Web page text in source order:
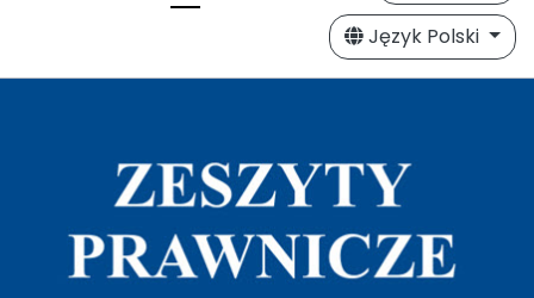
Język Polski